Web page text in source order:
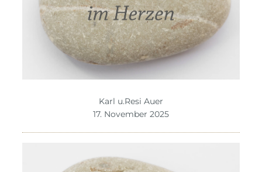
Karl u.Resi Auer
17. November 2025